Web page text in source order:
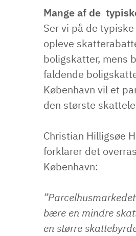
Mange af de
Ser vi på de
opleve
boligskatter, mens
faldende
København vil et
den største
Christian Hilligsøe
forklarer det
København:
bære en mindre
en større